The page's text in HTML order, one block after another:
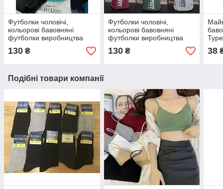
Футболки чоловічі,
кольорові бавовняні
футболки виробництва
Туреччини
130 ₴
Футболки чоловічі,
кольорові бавовняні
футболки виробництва
Туреччини
130₴ 38
Подібні товари компанії